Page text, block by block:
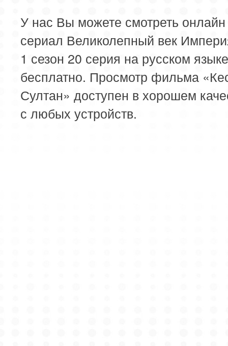
У нас Вы можете смотреть онлайн
сериал Великолепный век
1 сезон 20 серия на русском языке
бесплатно. Просмотр фильма
Султан» доступен в хорошем
с любых устройств.